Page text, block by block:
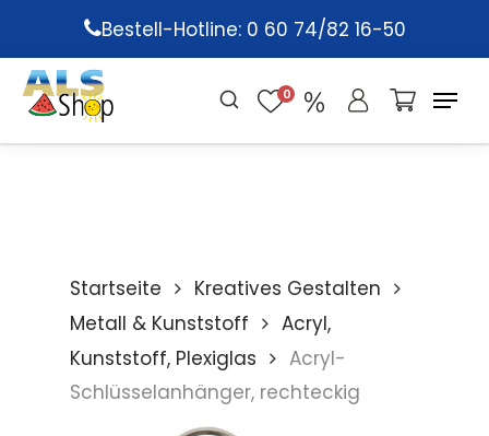
main
content
Bestell-Hotline: 0 60 74/82 16-50
0
Startseite
Kreatives Gestalten
Metall & Kunststoff
Acryl,
Kunststoff, Plexiglas
Acryl-
Schlüsselanhänger, rechteckig